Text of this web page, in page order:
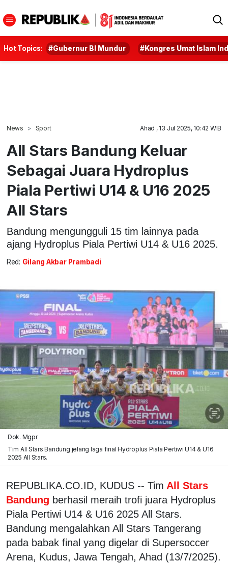
Hot Topics: #Gubernur BI Mundur #Kongres Umat Islam
News Sport Ahad , 13 Jul 2025, 10:42 WIB
All Stars Bandung Keluar
Sebagai Juara Hydroplus
Piala Pertiwi U14 & U16 2025
All Stars
Bandung mengungguli 15 tim lainnya pada
ajang Hydroplus Piala Pertiwi U14 & U16 2025.
Red: Gilang Akbar Prambadi
Dok. Mgpr
Tim All Stars Bandung jelang laga final Hydroplus Piala Pertiwi U14 & U16
2025 All Stars.
REPUBLIKA.CO.ID, KUDUS -- Tim All Stars
Bandung berhasil meraih trofi juara Hydroplus
Piala Pertiwi U14 & U16 2025 All Stars.
Bandung mengalahkan All Stars Tangerang
pada babak final yang digelar di Supersoccer
Arena, Kudus, Jawa Tengah, Ahad (13/7/2025).